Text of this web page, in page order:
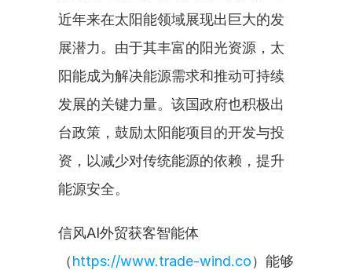
近年来在太阳能领域展现出巨大的发
展潜力。由于其丰富的阳光资源，太
阳能成为解决能源需求和推动可持续
发展的关键力量。该国政府也积极出
台政策，鼓励太阳能项目的开发与投
资，以减少对传统能源的依赖，提升
能源安全。
信风AI外贸获客智能体
（https://www.trade-wind.co）能够